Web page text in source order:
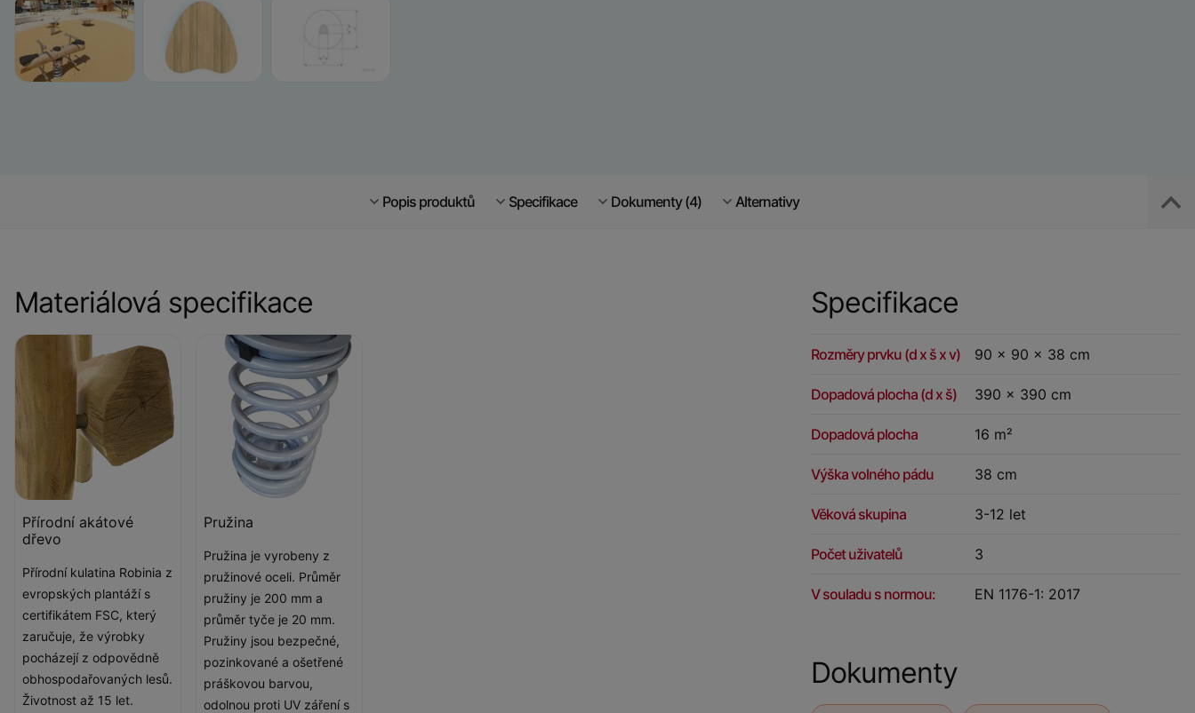
Popis produktů Specifikace Dokumenty (4) Alternativy
Specifikace
Rozměry prvku (d x š x v) 90 x 90 x 38 cm
Dopadová plocha (d x š) 390 x 390 cm
Dopadová plocha 16 m²
Výška volného pádu 38 cm
Věková skupina 3-12 let
Počet uživatelů 3
V souladu s normou: EN 1176-1: 2017
Dokumenty
Materiálová specifikace
Přírodní akátové
dřevo
Přírodní kulatina Robinia z
evropských plantáží s
certifikátem FSC, který
zaručuje, že výrobky
pocházejí z odpovědně
obhospodařovaných lesů.
Životnost až 15 let.
Pružina
Pružina je vyrobeny z
pružinové oceli. Průměr
pružiny je 200 mm a
průměr tyče je 20 mm.
Pružiny jsou bezpečné,
pozinkované a ošetřené
práškovou barvou,
odolnou proti UV záření s